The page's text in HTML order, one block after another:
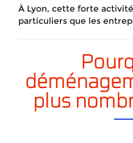
À Lyon, cette forte
particuliers que les
plus